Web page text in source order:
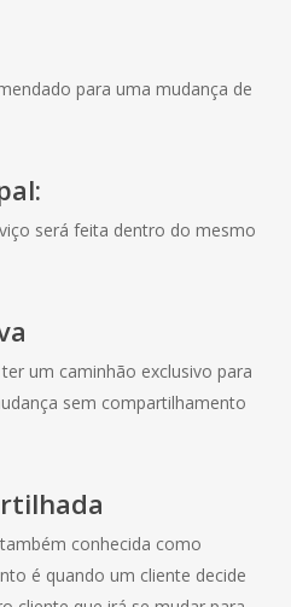
para uma mudança de
será feita dentro do mesmo
um caminhão exclusivo para
sem compartilhamento
conhecida como
é quando um cliente decide